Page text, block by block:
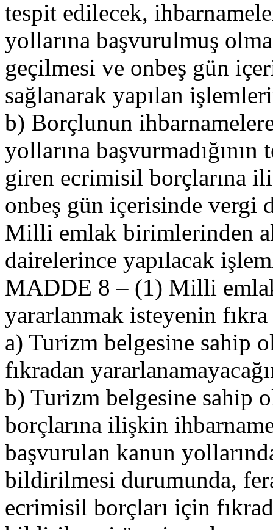
tespit edilecek,
yollarına başvurulmuş
geçilmesi ve onbeş gün
sağlanarak yapılan
b) Borçlunun
yollarına
giren ecrimisil borçlarına
onbeş gün içerisinde vergi
Milli emlak birimlerinden
dairelerince yapılacak
MADDE 8 – (1) Milli
yararlanmak isteyenin fıkra
a) Turizm belgesine sahip
fıkradan
b) Turizm belgesine sahip
borçlarına ilişkin
başvurulan kanun
bildirilmesi durumunda,
ecrimisil borçları için